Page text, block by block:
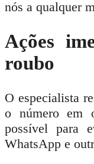
nós a qualquer
Ações
roubo
O especialista
o número em
possível para
WhatsApp e